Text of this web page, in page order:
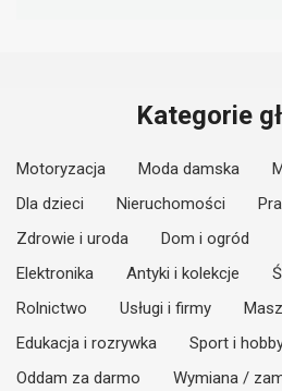
Kategorie
Motoryzacja Moda damska
Dla dzieci
Nieruchomości
Zdrowie i uroda
Dom i ogród
Elektronika
Antyki i kolekcje
Rolnictwo
Usługi i firmy
Edukacja i rozrywka
Sport i
Oddam za darmo
Wymiana /